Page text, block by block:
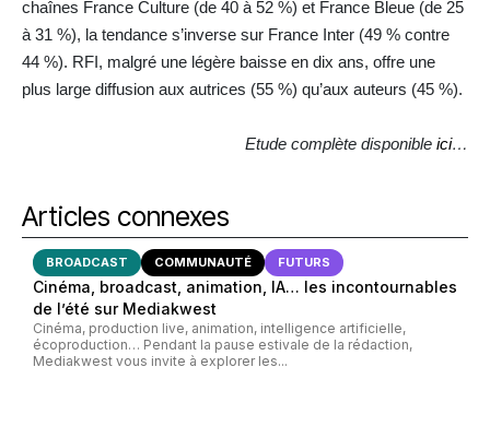
chaînes France Culture (de 40 à 52 %) et France Bleue (de 25
à 31 %), la tendance s’inverse sur France Inter (49 % contre
44 %). RFI, malgré une légère baisse en dix ans, offre une
plus large diffusion aux autrices (55 %) qu’aux auteurs (45 %).
Etude complète disponible ici…
Articles connexes
BROADCAST COMMUNAUTÉ FUTURS
Cinéma, broadcast, animation, IA… les incontournables
de l’été sur Mediakwest
Cinéma, production live, animation, intelligence artificielle,
écoproduction… Pendant la pause estivale de la rédaction,
Mediakwest vous invite à explorer les...